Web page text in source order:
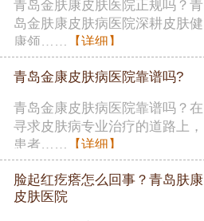
青岛金肤康皮肤医院正规吗？青
岛金肤康皮肤病医院深耕皮肤健
康领…… 【详细】
青岛金康皮肤病医院靠谱吗?
青岛金康皮肤病医院靠谱吗？在
寻求皮肤病专业治疗的道路上，
患者…… 【详细】
脸起红疙瘩怎么回事？青岛肤康
皮肤医院